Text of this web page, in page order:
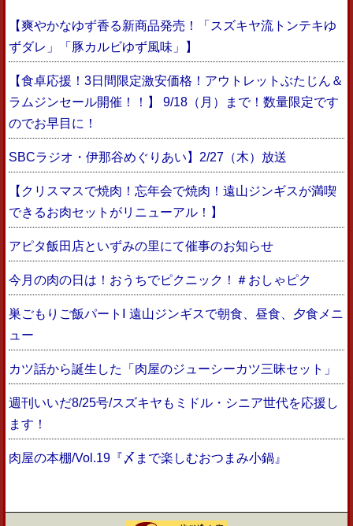
【爽やかなゆず香る新商品発売！「スズキヤ流トンテキゆ
ずダレ」「豚カルビゆず風味」】
【食卓応援！3日間限定激安価格！アウトレットぶたじん＆
ラムジンセール開催！！】 9/18（月）まで！数量限定です
のでお早目に！
SBCラジオ・伊那谷めぐりあい】2/27（木）放送
【クリスマスで焼肉！忘年会で焼肉！遠山ジンギスが満喫
できるお肉セットがリニューアル！】
アピタ飯田店といずみの里にて催事のお知らせ
今月の肉の日は！おうちでピクニック！＃おしゃピク
巣ごもりご飯パートⅠ 遠山ジンギスで朝食、昼食、夕食メニ
ュー
カツ話から誕生した「肉屋のジューシーカツ三昧セット」
週刊いいだ8/25号/スズキヤもミドル・シニア世代を応援し
ます！
肉屋の本棚/Vol.19『〆まで楽しむおつまみ小鍋』